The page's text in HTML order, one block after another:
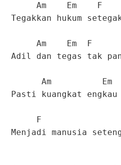
Am Em
Tegakkan hukum
Am Em
Adil dan tegas tak
Am Em
Pasti kuangkat engkau
F
Menjadi manusia